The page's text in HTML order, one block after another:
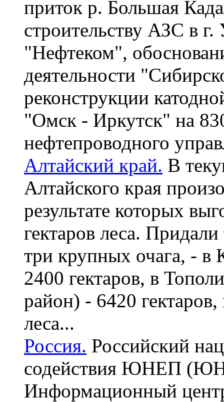
приток р. Большая
строительству АЗС в
"Нефтеком",
деятельности
реконструкции
"Омск - Иркутск" на
нефтепроводного
Алтайский край. В
Алтайского края
результате которых
гектаров леса.
три крупных очага, - в
2400 гектаров, в
район) - 6420
леса...
Россия. Российский
содействия ЮНЕП
Информационный